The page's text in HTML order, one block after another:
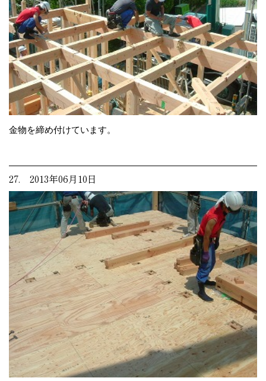
金物を締め付けています。
27. 2013年06月10日